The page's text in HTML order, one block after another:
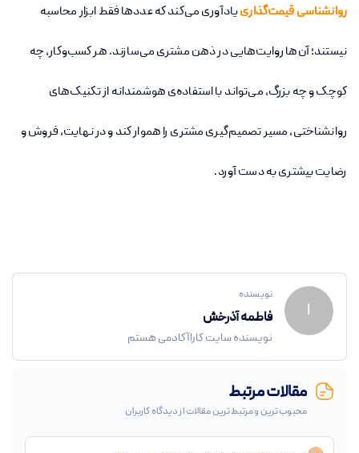
روانشناسی قیمت‌گذارییادآوری می‌کند که عددها فقط ابزار محاسبه
نیستند؛ آن‌ها روایت‌هایی در ذهن مشتری می‌سازند. هر کسب‌وکار، چه
کوچک و چه بزرگ، می‌تواند با استفاده‌ی هوشمندانه از تکنیک‌های
روانشناختی، مسیر تصمیم‌گیری مشتری را هموار کند و در نهایت، فروش و
رضایت بیشتری به دست آورد.
ا
نویسنده
فاطمه آذرخش
نویسنده سایت کاراآکادمی هستم
مقالات مرتبط
محبوب ترین و مرتبط ترین مقالات از دیدگاه کاربران